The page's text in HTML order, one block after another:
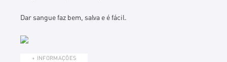
Dar sangue faz bem, salva e é fácil.
+ INFORMAÇÕES